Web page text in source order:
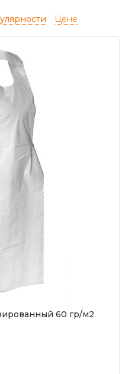
Цене
60 гр/м2